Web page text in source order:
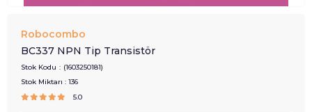
Robocombo
BC337 NPN Tip Transistör
Stok Kodu
(1603250181)
Stok Miktarı : 136
5.0